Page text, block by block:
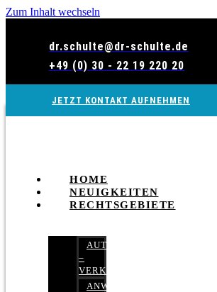
Zum Inhalt wechseln
dr.schulte@dr-schulte.de
+49 (0) 30 - 22 19 220 20
JETZT KONTAKT AUFNEHMEN
HOME
NEUIGKEITEN
RECHTSGEBIETE
AUTOBETRUG
–
VERKEHRSRECHT
ANWALTSHAFTUNGSRECHT